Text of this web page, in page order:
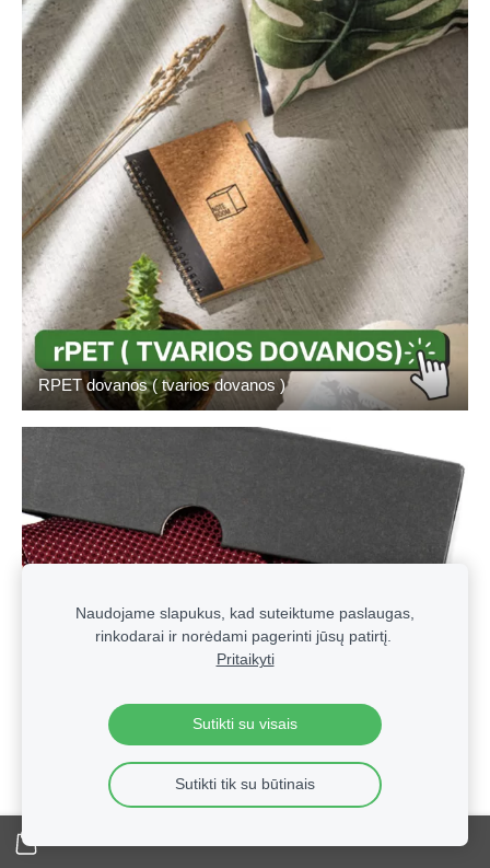
RPET dovanos ( tvarios dovanos )
Vyriški kaklaraiščiai
Naudojame slapukus, kad suteiktume paslaugas,
rinkodarai ir norėdami pagerinti jūsų patirtį.
Pritaikyti
Sutikti su visais
Sutikti tik su būtinais